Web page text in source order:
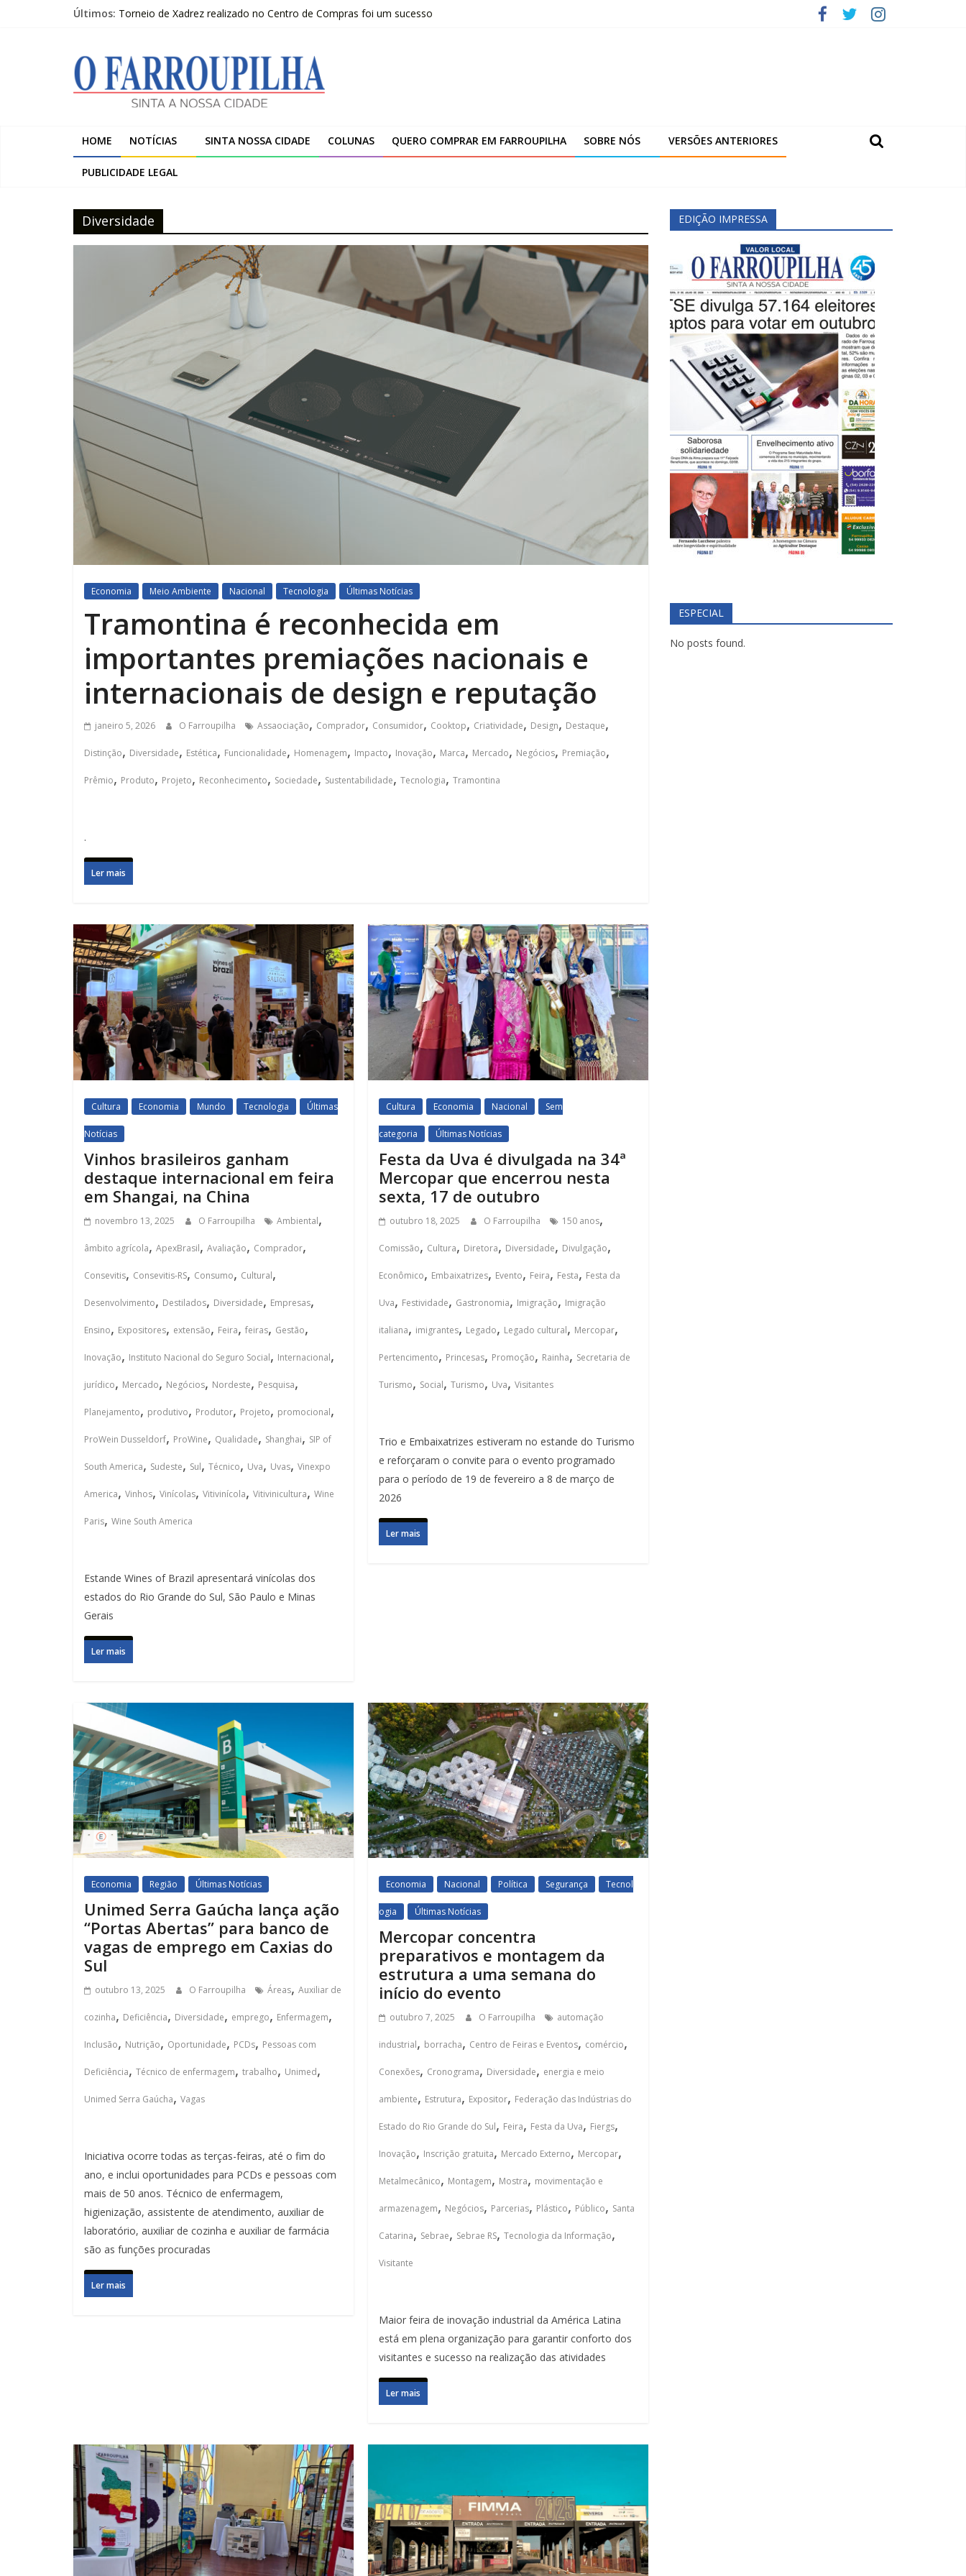
Últimos: Torneio de Xadrez realizado no Centro de Compras foi um sucesso
Projeto do Moinhos de Vento ultrapassa 900 atendimentos a vítimas da enchente de 2024
2º Moot do escotismo nacional passa por Farroupilha
O
Farroupilha
Cidade
HOME NOTÍCIAS SINTA NOSSA CIDADE COLUNAS QUERO COMPRAR EM FARROUPILHA SOBRE NÓS VERSÕES ANTERIORES
PUBLICIDADE LEGAL
Diversidade
Economia Meio Ambiente Nacional Tecnologia Últimas Notícias
Tramontina é reconhecida em
importantes premiações nacionais e
internacionais de design e reputação
janeiro 5, 2026 O Farroupilha Assaociação, Comprador, Consumidor, Cooktop, Criatividade, Design, Destaque,
Distinção, Diversidade, Estética, Funcionalidade, Homenagem, Impacto, Inovação, Marca, Mercado, Negócios, Premiação,
Prêmio, Produto, Projeto, Reconhecimento, Sociedade, Sustentabilidade, Tecnologia, Tramontina
.
Ler mais
Cultura Economia Mundo Tecnologia Últimas
Notícias
Vinhos brasileiros ganham
destaque internacional em feira
em Shangai, na China
novembro 13, 2025 O Farroupilha Ambiental,
âmbito agrícola, ApexBrasil, Avaliação, Comprador,
Consevitis, Consevitis-RS, Consumo, Cultural,
Desenvolvimento, Destilados, Diversidade, Empresas,
Ensino, Expositores, extensão, Feira, feiras, Gestão,
Inovação, Instituto Nacional do Seguro Social, Internacional,
jurídico, Mercado, Negócios, Nordeste, Pesquisa,
Planejamento, produtivo, Produtor, Projeto, promocional,
ProWein Dusseldorf, ProWine, Qualidade, Shanghai, SIP of
South America, Sudeste, Sul, Técnico, Uva, Uvas, Vinexpo
America, Vinhos, Vinícolas, Vitivinícola, Vitivinicultura, Wine
Paris, Wine South America
Estande Wines of Brazil apresentará vinícolas dos
estados do Rio Grande do Sul, São Paulo e Minas
Gerais
Ler mais
Cultura Economia Nacional Sem
categoria Últimas Notícias
Festa da Uva é divulgada na 34ª
Mercopar que encerrou nesta
sexta, 17 de outubro
outubro 18, 2025 O Farroupilha 150 anos,
Comissão, Cultura, Diretora, Diversidade, Divulgação,
Econômico, Embaixatrizes, Evento, Feira, Festa, Festa da
Uva, Festividade, Gastronomia, Imigração, Imigração
italiana, imigrantes, Legado, Legado cultural, Mercopar,
Pertencimento, Princesas, Promoção, Rainha, Secretaria de
Turismo, Social,Turismo, Uva,Visitantes
Trio e Embaixatrizes estiveram no estande do Turismo
e reforçaram o convite para o evento programado
para o período de 19 de fevereiro a 8 de março de
2026
Ler mais
Economia Região Últimas Notícias
Unimed Serra Gaúcha lança ação
“Portas Abertas” para banco de
vagas de emprego em Caxias do
Sul
outubro 13, 2025 O Farroupilha Áreas, Auxiliar de
cozinha, Deficiência, Diversidade, emprego, Enfermagem,
Inclusão, Nutrição, Oportunidade, PCDs, Pessoas com
Deficiência, Técnico de enfermagem, trabalho, Unimed,
Unimed Serra Gaúcha, Vagas
Iniciativa ocorre todas as terças-feiras, até o fim do
ano, e inclui oportunidades para PCDs e pessoas com
mais de 50 anos. Técnico de enfermagem,
higienização, assistente de atendimento, auxiliar de
laboratório, auxiliar de cozinha e auxiliar de farmácia
são as funções procuradas
Ler mais
Economia Nacional Política Segurança Tecnol
ogia Últimas Notícias
Mercopar concentra
preparativos e montagem da
estrutura a uma semana do
início do evento
outubro 7, 2025 O Farroupilha automação
industrial, borracha, Centro de Feiras e Eventos, comércio,
Conexões, Cronograma, Diversidade, energia e meio
ambiente, Estrutura, Expositor, Federação das Indústrias do
Estado do Rio Grande do Sul, Feira, Festa da Uva, Fiergs,
Inovação, Inscrição gratuita, Mercado Externo, Mercopar,
Metalmecânico, Montagem, Mostra, movimentação e
armazenagem, Negócios, Parcerias, Plástico, Público, Santa
Catarina, Sebrae, Sebrae RS,Tecnologia da Informação,
Visitante
Maior feira de inovação industrial da América Latina
está em plena organização para garantir conforto dos
visitantes e sucesso na realização das atividades
Ler mais
EDIÇÃO IMPRESSA
ESPECIAL
No posts found.